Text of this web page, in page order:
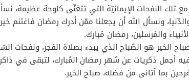
مع تلك النفحات الإيمانيّة التي تتغنّى كلوحة عظيمة،
ونسأل الله أن يجعلنا ممّن أدرك رمضان فاغتنم
والمُرسلين، رمضان مُبارك.
الخير هو الصّباح الذي يبدء بصلاة الفجر، ونفحات
أجمل ذكريات عن شهر رمضان المُبارك، لتبقى في
بما آتانى من فضله، صباح الخير.